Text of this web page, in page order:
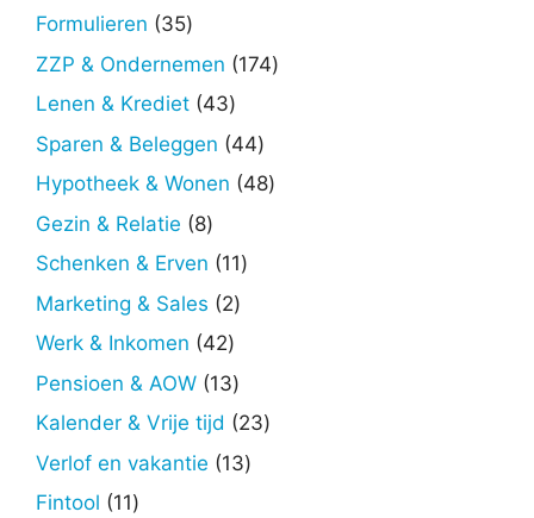
producten
Formulieren 3535
producten
ZZP & Ondernemen 174174
Lenen & Krediet 4343
producten
Sparen & Beleggen 4444
producten
Hypotheek & Wonen 4848
Gezin & Relatie 88
producten
Schenken & Erven 1111
Marketing & Sales 22
Werk & Inkomen 4242
producten
Pensioen & AOW 1313
producten
Kalender & Vrije tijd 2323
Verlof en vakantie 1313
Fintool 1111